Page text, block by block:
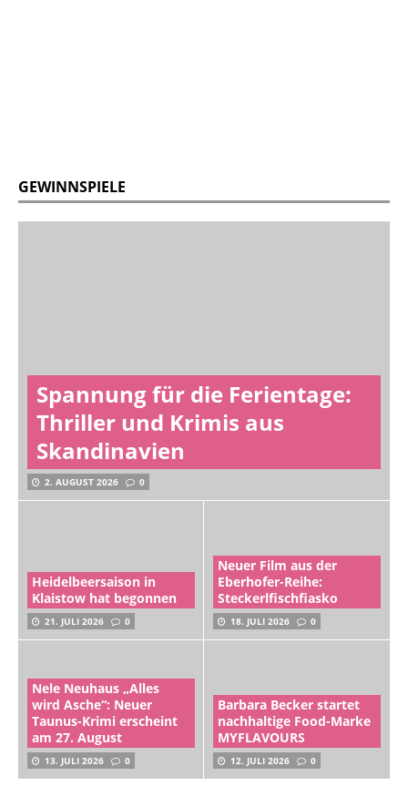
GEWINNSPIELE
Spannung für die Ferientage:
Thriller und Krimis aus
Skandinavien
2. AUGUST 2026 0
Heidelbeersaison in
Klaistow hat begonnen
21. JULI 2026 0
Neuer Film aus der
Eberhofer-Reihe:
Steckerlfischfiasko
18. JULI 2026 0
Nele Neuhaus „Alles
wird Asche“: Neuer
Taunus-Krimi erscheint
am 27. August
13. JULI 2026 0
Barbara Becker startet
nachhaltige Food-Marke
MYFLAVOURS
12. JULI 2026 0